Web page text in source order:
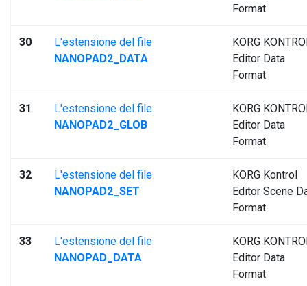
Format
30
L'estensione del file
NANOPAD2_DATA
KORG
Editor Data
Format
31
L'estensione del file
NANOPAD2_GLOB
KORG
Editor Data
Format
32
L'estensione del file
NANOPAD2_SET
KORG Kontrol
Editor Scene
Format
33
L'estensione del file
NANOPAD_DATA
KORG
Editor Data
Format